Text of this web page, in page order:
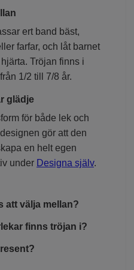
ert band bäst,
farfar, och låt barnet
Tröjan finns i
1/2 till 7/8 år.
glädje
för både lek och
gör att den
en helt egen
under Designa själv.
att välja mellan?
finns tröjan i?